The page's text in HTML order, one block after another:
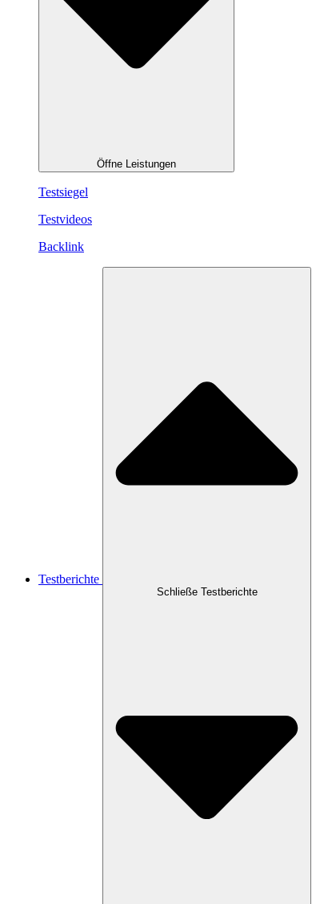
Öffne Leistungen
Testsiegel
Testvideos
Backlink
Testberichte
Schließe Testberichte